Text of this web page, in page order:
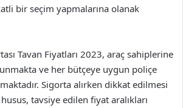
bir seçim yapmalarına olanak
Tavan Fiyatları 2023, araç sahiplerine
ve her bütçeye uygun poliçe
Sigorta alırken dikkat edilmesi
tavsiye edilen fiyat aralıkları